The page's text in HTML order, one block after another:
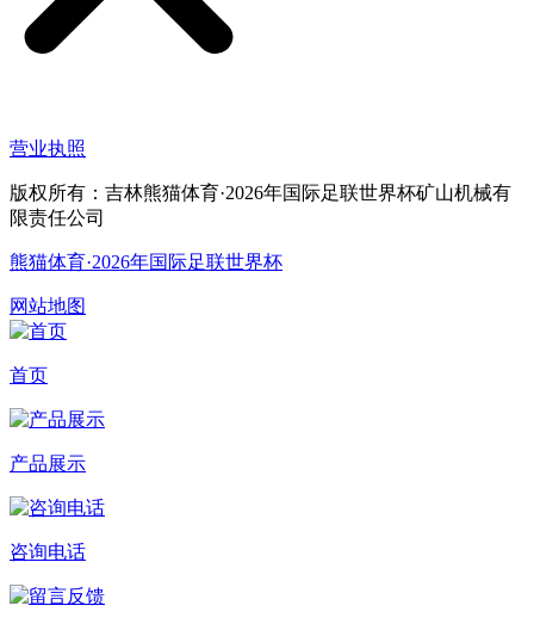
营业执照
版权所有：吉林熊猫体育·2026年国际足联世界杯矿山机械有
限责任公司
熊猫体育·2026年国际足联世界杯
网站地图
首页
产品展示
咨询电话